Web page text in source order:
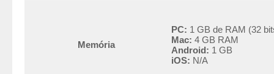
Memória
PC: 1 GB de RAM (32
Mac: 4 GB RAM
Android: 1 GB
iOS: N/A